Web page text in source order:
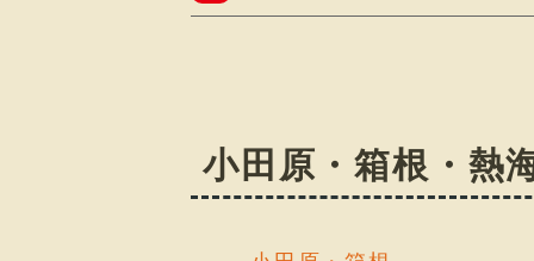
小田原・箱根・熱